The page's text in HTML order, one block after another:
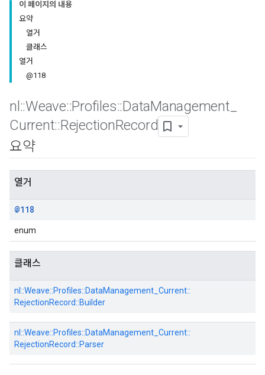
이 페이지의 내용
요약
열거
클래스
열거
@118
nl ::Weave::Profiles::DataManagement
Current::RejectionRecord
요약
열거
@118
enum
클래스
nl::Weave::Profiles::DataManagement_Current::
RejectionRecord::Builder
nl::Weave::Profiles::DataManagement_Current::
RejectionRecord::Parser